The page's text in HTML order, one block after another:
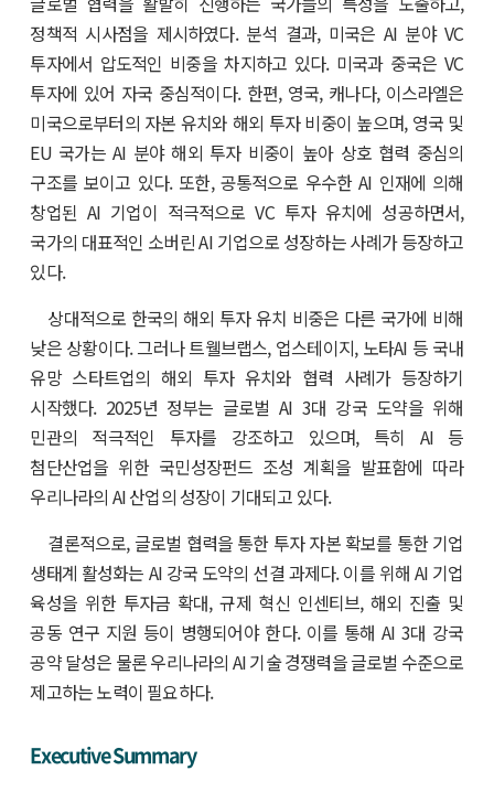
정책적 시사점을 제시하였다. 분석 결과, 미국은 AI 분야 VC
투자에서 압도적인 비중을 차지하고 있다. 미국과 중국은 VC
투자에 있어 자국 중심적이다. 한편, 영국, 캐나다, 이스라엘은
미국으로부터의 자본 유치와 해외 투자 비중이 높으며, 영국 및
EU 국가는 AI 분야 해외 투자 비중이 높아 상호 협력 중심의
구조를 보이고 있다. 또한, 공통적으로 우수한 AI 인재에 의해
창업된 AI 기업이 적극적으로 VC 투자 유치에 성공하면서,
국가의 대표적인 소버린 AI 기업으로 성장하는 사례가 등장하고
있다.
상대적으로 한국의 해외 투자 유치 비중은 다른 국가에 비해
낮은 상황이다. 그러나 트웰브랩스, 업스테이지, 노타AI 등 국내
유망 스타트업의 해외 투자 유치와 협력 사례가 등장하기
시작했다. 2025년 정부는 글로벌 AI 3대 강국 도약을 위해
민관의 적극적인 투자를 강조하고 있으며, 특히 AI 등
첨단산업을 위한 국민성장펀드 조성 계획을 발표함에 따라
우리나라의 AI 산업의 성장이 기대되고 있다.
결론적으로, 글로벌 협력을 통한 투자 자본 확보를 통한 기업
생태계 활성화는 AI 강국 도약의 선결 과제다. 이를 위해 AI 기업
육성을 위한 투자금 확대, 규제 혁신 인센티브, 해외 진출 및
공동 연구 지원 등이 병행되어야 한다. 이를 통해 AI 3대 강국
공약 달성은 물론 우리나라의 AI 기술 경쟁력을 글로벌 수준으로
제고하는 노력이 필요하다.
Executive Summary